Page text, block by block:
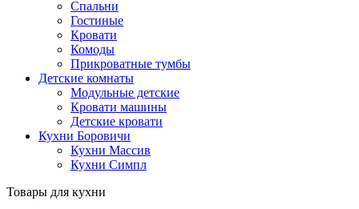
Спальни
Гостиные
Кровати
Комоды
Прикроватные тумбы
Детские комнаты
Модульные детские
Кровати машины
Детские кровати
Кухни Боровичи
Кухни Массив
Кухни Симпл
Товары для кухни